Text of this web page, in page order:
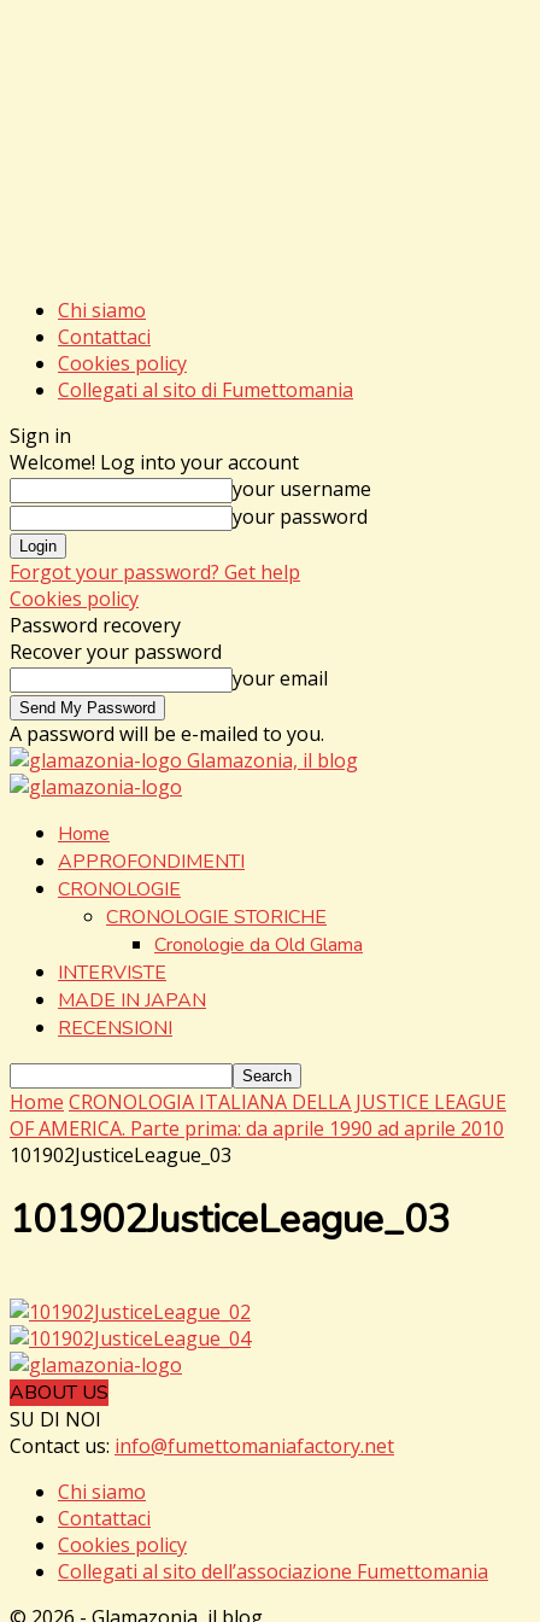
Chi siamo
Contattaci
Cookies policy
Collegati al sito di Fumettomania
Sign in
Welcome! Log into your account
your username
your password
Forgot your password? Get help
Cookies policy
Password recovery
Recover your password
your email
A password will be e-mailed to you.
Glamazonia, il blog
Home
APPROFONDIMENTI
CRONOLOGIE
CRONOLOGIE STORICHE
Cronologie da Old Glama
INTERVISTE
MADE IN JAPAN
RECENSIONI
Home CRONOLOGIA ITALIANA DELLA JUSTICE LEAGUE
OF AMERICA. Parte prima: da aprile 1990 ad aprile 2010
101902JusticeLeague_03
101902JusticeLeague_03
ABOUT US
SU DI NOI
Contact us: info@fumettomaniafactory.net
Chi siamo
Contattaci
Cookies policy
Collegati al sito dell’associazione Fumettomania